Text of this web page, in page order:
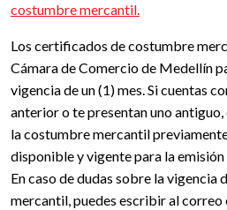
costumbre mercantil.
Los certificados de costumbre
Cámara de Comercio de Medellín
vigencia de un (1) mes. Si cuentas
anterior o te presentan uno
la costumbre mercantil
disponible y vigente para la
En caso de dudas sobre la vigencia
mercantil, puedes escribir al